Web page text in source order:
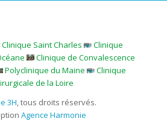
Clinique Saint Charles
Clinique
Clinique de Convalescence
Polyclinique du Maine
Clinique
de la Loire
3H, tous droits réservés.
Agence Harmonie